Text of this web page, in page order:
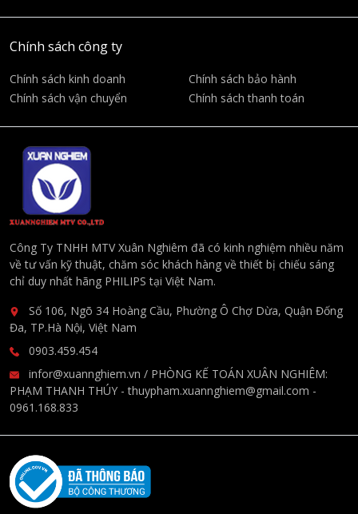
Chính sách công ty
Chính sách kinh doanh
Chính sách bảo hành
Chính sách vận chuyển
Chính sách thanh toán
Công Ty TNHH MTV Xuân Nghiêm đã có kinh nghiệm nhiều năm
về tư vấn kỹ thuật, chăm sóc khách hàng về thiết bị chiếu sáng
chỉ duy nhất hãng PHILIPS tại Việt Nam.
Số 106, Ngõ 34 Hoàng Cầu, Phường Ô Chợ Dừa, Quận Đống
Đa, TP.Hà Nội, Việt Nam
0903.459.454
infor@xuannghiem.vn / PHÒNG KẾ TOÁN XUÂN NGHIÊM:
PHẠM THANH THÚY - thuypham.xuannghiem@gmail.com -
0961.168.833